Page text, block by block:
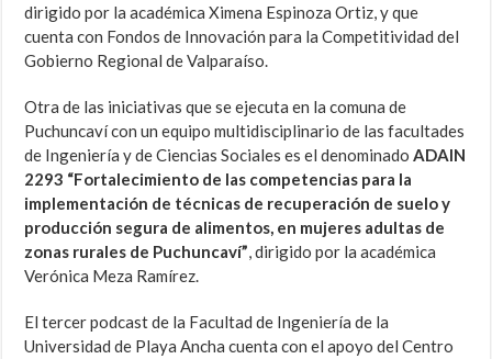
dirigido por la académica Ximena Espinoza Ortiz, y que
cuenta con Fondos de Innovación para la Competitividad del
Gobierno Regional de Valparaíso.
Otra de las iniciativas que se ejecuta en la comuna de
Puchuncaví con un equipo multidisciplinario de las facultades
de Ingeniería y de Ciencias Sociales es el denominadoADAIN
2293 “Fortalecimiento de las competencias para la
implementación de técnicas de recuperación de suelo y
producción segura de alimentos, en mujeres adultas de
zonas rurales de Puchuncaví”, dirigido por la académica
Verónica Meza Ramírez.
El tercer podcast de la Facultad de Ingeniería de la
Universidad de Playa Ancha cuenta con el apoyo del Centro